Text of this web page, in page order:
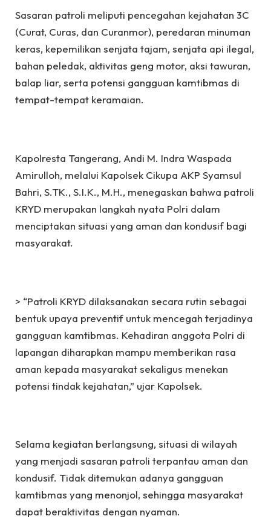
Sasaran patroli meliputi pencegahan kejahatan 3C
(Curat, Curas, dan Curanmor), peredaran minuman
keras, kepemilikan senjata tajam, senjata api ilegal,
bahan peledak, aktivitas geng motor, aksi tawuran,
balap liar, serta potensi gangguan kamtibmas di
tempat-tempat keramaian.
Kapolresta Tangerang, Andi M. Indra Waspada
Amirulloh, melalui Kapolsek Cikupa AKP Syamsul
Bahri, S.TK., S.I.K., M.H., menegaskan bahwa patroli
KRYD merupakan langkah nyata Polri dalam
menciptakan situasi yang aman dan kondusif bagi
masyarakat.
> “Patroli KRYD dilaksanakan secara rutin sebagai
bentuk upaya preventif untuk mencegah terjadinya
gangguan kamtibmas. Kehadiran anggota Polri di
lapangan diharapkan mampu memberikan rasa
aman kepada masyarakat sekaligus menekan
potensi tindak kejahatan,” ujar Kapolsek.
Selama kegiatan berlangsung, situasi di wilayah
yang menjadi sasaran patroli terpantau aman dan
kondusif. Tidak ditemukan adanya gangguan
kamtibmas yang menonjol, sehingga masyarakat
dapat beraktivitas dengan nyaman.